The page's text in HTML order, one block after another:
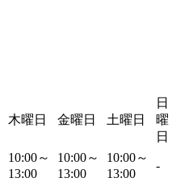
木曜日 金曜日 土曜日
日
曜
日
10:00～
13:00
10:00～
13:00
10:00～
13:00
-